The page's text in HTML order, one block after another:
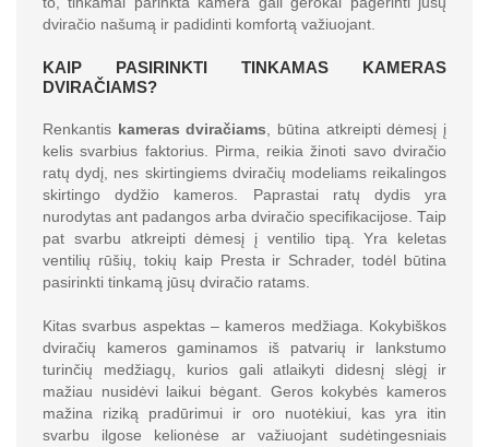
dviračio našumą ir padidinti komfortą važiuojant.
KAIP PASIRINKTI TINKAMAS KAMERAS
DVIRAČIAMS?
Renkantis kameras dviračiams , būtina atkreipti dėmesį į
kelis svarbius faktorius. Pirma, reikia žinoti savo dviračio
ratų dydį, nes skirtingiems dviračių modeliams reikalingos
skirtingo dydžio kameros. Paprastai ratų dydis yra
nurodytas ant padangos arba dviračio specifikacijose. Taip
pat svarbu atkreipti dėmesį į ventilio tipą. Yra keletas
ventilių rūšių, tokių kaip Presta ir Schrader, todėl būtina
pasirinkti tinkamą jūsų dviračio ratams.
Kitas svarbus aspektas – kameros medžiaga. Kokybiškos
dviračių kameros gaminamos iš patvarių ir lankstumo
turinčių medžiagų, kurios gali atlaikyti didesnį slėgį ir
mažiau nusidėvi laikui bėgant. Geros kokybės kameros
mažina riziką pradūrimui ir oro nuotėkiui, kas yra itin
svarbu ilgose kelionėse ar važiuojant sudėtingesniais